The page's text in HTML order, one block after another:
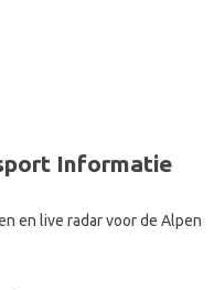
Informatie
en live radar voor de Alpen